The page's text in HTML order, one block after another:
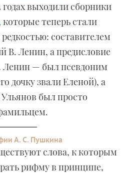
годах выходили сборники
которые теперь стали
составителем
В. Ленин, а предисловие
Ленин — был псевдоним
дочку звали Еленой), а
был просто
А. С. Пушкина
слова, к которым
рифму в принципе,